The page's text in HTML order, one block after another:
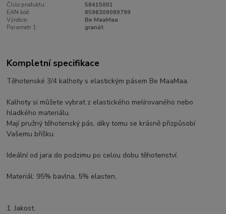
Číslo produktu:
58415001
EAN kód:
8596309089799
Výrobce:
Be MaaMaa
Parametr 1:
granát
Kompletní specifikace
Těhotenské 3/4 kalhoty s elastickým pásem Be MaaMaa.
Kalhoty si můžete vybrat z elastického melírovaného nebo
hladkého materiálu.
Mají pružný těhotenský pás, díky tomu se krásně přizpůsobí
Vašemu bříšku.
Ideální od jara do podzimu po celou dobu těhotenství.
Materiál: 95% bavlna, 5% elasten,
1. Jakost.